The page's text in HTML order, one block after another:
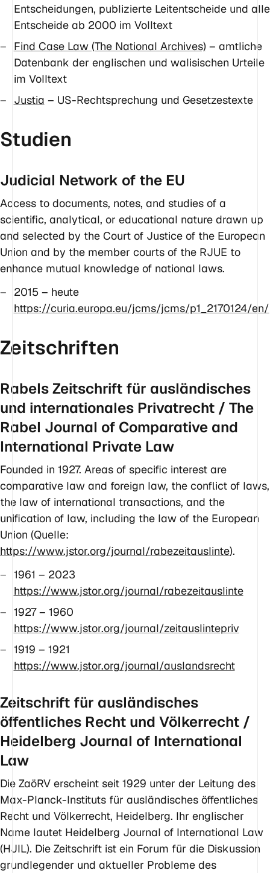
Entscheidungen, publizierte Leitentscheide und alle
Entscheide ab 2000 im Volltext
Find Case Law (The National Archives) – amtliche
Datenbank der englischen und walisischen Urteile
im Volltext
Justia – US-Rechtsprechung und Gesetzestexte
Studien
Judicial Network of the EU
Access to documents, notes, and studies of a
scientific, analytical, or educational nature drawn up
and selected by the Court of Justice of the European
Union and by the member courts of the RJUE to
enhance mutual knowledge of national laws.
2015 – heute
https://curia.europa.eu/jcms/jcms/p1_2170124/en/
Zeitschriften
Rabels Zeitschrift für ausländisches
und internationales Privatrecht / The
Rabel Journal of Comparative and
International Private Law
Founded in 1927. Areas of specific interest are
comparative law and foreign law, the conflict of laws,
the law of international transactions, and the
unification of law, including the law of the European
Union (Quelle:
https://www.jstor.org/journal/rabezeitauslinte).
1961 – 2023
https://www.jstor.org/journal/rabezeitauslinte
1927 – 1960
https://www.jstor.org/journal/zeitauslintepriv
1919 – 1921
https://www.jstor.org/journal/auslandsrecht
Zeitschrift für ausländisches
öffentliches Recht und Völkerrecht /
Heidelberg Journal of International
Law
Die ZaöRV erscheint seit 1929 unter der Leitung des
Max-Planck-Instituts für ausländisches öffentliches
Recht und Völkerrecht, Heidelberg. Ihr englischer
Name lautet Heidelberg Journal of International Law
(HJIL). Die Zeitschrift ist ein Forum für die Diskussion
grundlegender und aktueller Probleme des